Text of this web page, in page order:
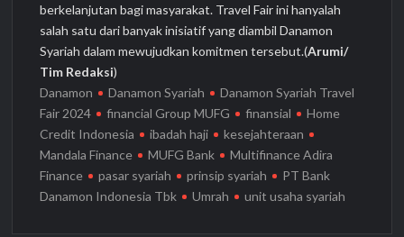
berkelanjutan bagi masyarakat. Travel Fair ini hanyalah
salah satu dari banyak inisiatif yang diambil Danamon
Syariah dalam mewujudkan komitmen tersebut.(Arumi/
Tim Redaksi)
Danamon
Danamon Syariah
Danamon Syariah Travel
Fair 2024
financial Group MUFG finansial
Home
Credit Indonesia
ibadah haji
kesejahteraan
Mandala Finance
MUFG Bank
Multifinance Adira
Finance
pasar syariah prinsip syariah
PT Bank
Danamon Indonesia Tbk
Umrah unit usaha syariah